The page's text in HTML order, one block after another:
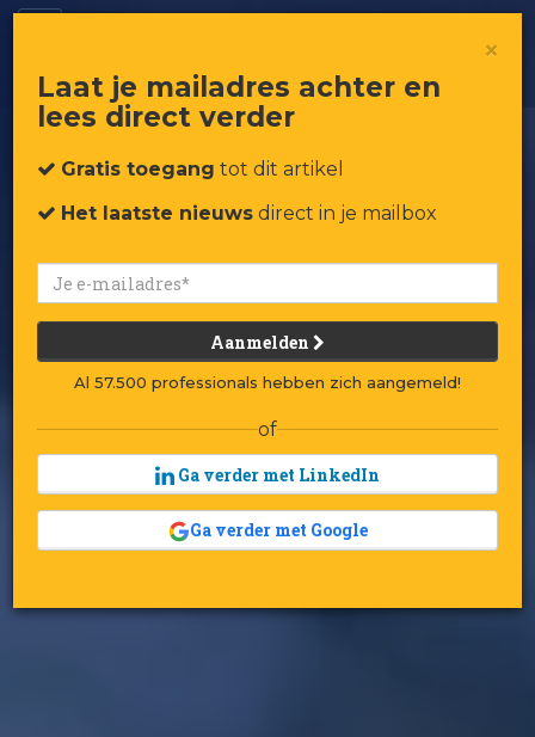
×
Laat je mailadres achter en
lees direct verder
Gratis toegang tot dit artikel
Het laatste nieuws direct in je mailbox
Aanmelden
Al 57.500 professionals hebben zich aangemeld!
of
Ga verder met LinkedIn
Ga verder met Google